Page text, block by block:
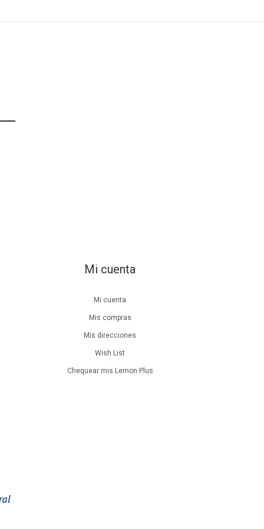
Mi cuenta
Mi cuenta
Mis compras
Mis direcciones
Wish List
Chequear mis Lemon Plus